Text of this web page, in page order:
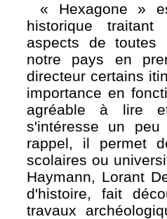
« Hexagone »
historique traitant
aspects de toutes
notre pays en
directeur certains
importance en
agréable à lire
s'intéresse un
rappel, il permet
scolaires ou
Haymann, Lorant
d'histoire, fait
travaux